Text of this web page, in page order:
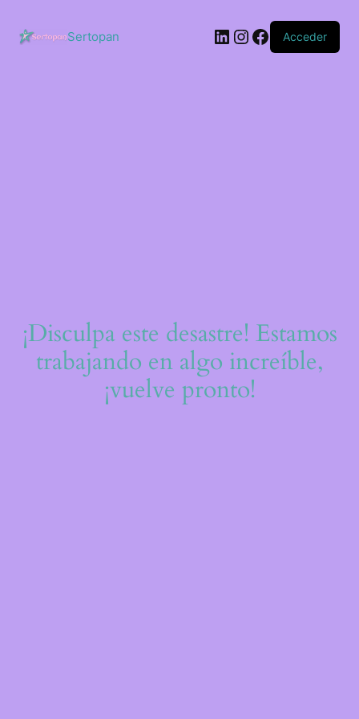
contenido
Sertopan LinkedIn
Instagram
Facebook
Acceder
¡Disculpa este desastre! Estamos
trabajando en algo increíble,
¡vuelve pronto!